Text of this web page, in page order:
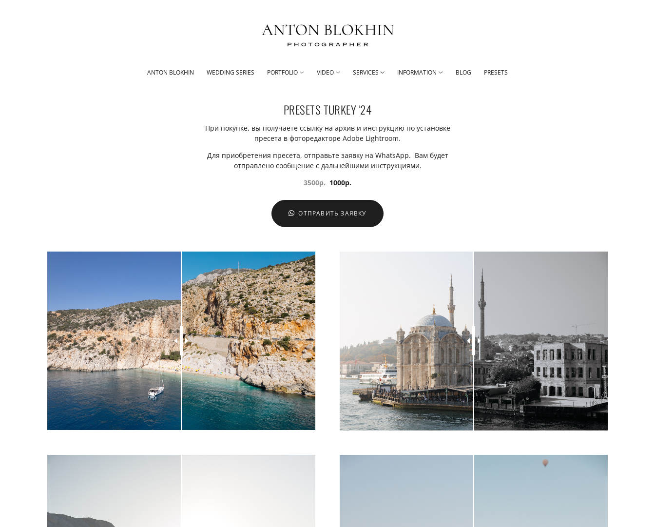
ANTON BLOKHIN WEDDING SERIES PORTFOLIO VIDEO SERVICES INFORMATION BLOG PRESETS
PRESETS TURKEY '24
При покупке, вы получаете ссылку на архив и инструкцию по установке
пресета в фоторедакторе Adobe Lightroom.
Для приобретения пресета, отправьте заявку на WhatsApp. Вам будет
отправлено сообщение с дальнейшими инструкциями.
3500р. 1000р.
ОТПРАВИТЬ ЗАЯВКУ